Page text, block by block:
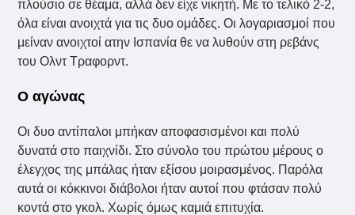
πλούσιο σε θέαμα, αλλά δεν είχε νικητή. Με το τελικό 2-2,
όλα είναι ανοιχτά για τις δυο ομάδες. Οι λογαριασμοί που
μείναν ανοιχτοί ατην Ισπανία θε να λυθούν στη ρεβάνς
του Ολντ Τραφορντ.
Ο αγώνας
Οι δυο αντίπαλοι μπήκαν αποφασισμένοι και πολύ
δυνατά στο παιχνίδι. Στο σύνολο του πρώτου μέρους ο
έλεγχος της μπάλας ήταν εξίσου μοιρασμένος. Παρόλα
αυτά οι κόκκινοι διάβολοι ήταν αυτοί που φτάσαν πολύ
κοντά στο γκολ. Χωρίς όμως καμιά επιτυχία.